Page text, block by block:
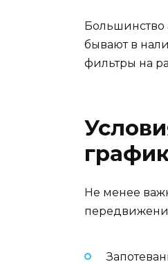
Большинство
бывают в
фильтры на
Не менее